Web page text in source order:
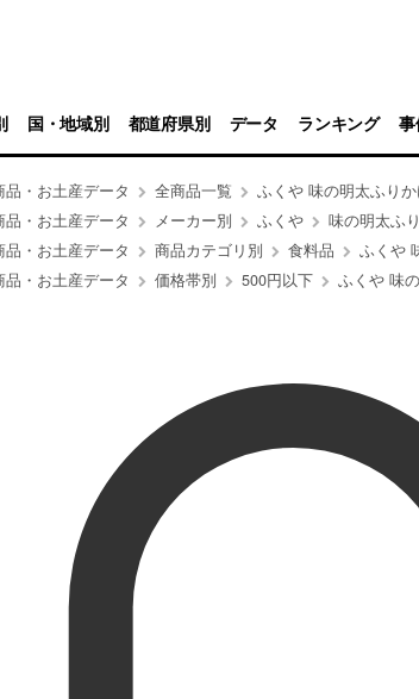
国・地域別 都道府県別 データ ランキング 事
・お土産データ 全商品一覧
ふくや 味の明太ふり
・お土産データ メーカー別 ふくや 味の明太ふ
・お土産データ 商品カテゴリ別 食料品
ふくや
・お土産データ 価格帯別 500円以下 ふくや 味